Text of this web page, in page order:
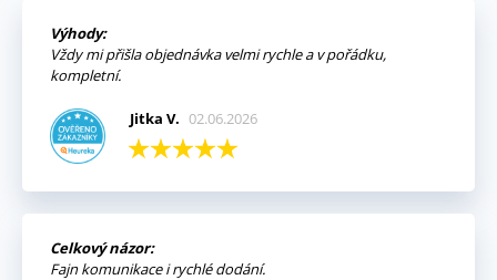
Výhody:
Vždy mi přišla objednávka velmi rychle a v pořádku,
kompletní.
Jitka V. 02.06.2026
Celkový názor:
Fajn komunikace i rychlé dodání.